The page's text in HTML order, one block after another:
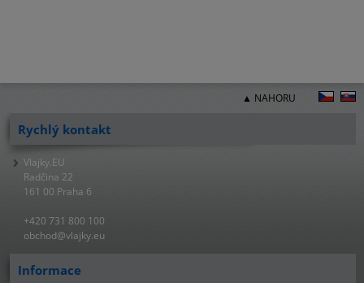
▲ NAHORU
Rychlý kontakt
Vlajky.EU
Radčina 22
161 00 Praha 6
+420 731 800 100
obchod@vlajky.eu
Informace